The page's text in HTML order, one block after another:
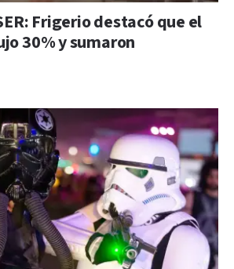
Frigerio destacó que el
30% y sumaron